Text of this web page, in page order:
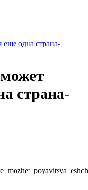
одна страна-
страна-